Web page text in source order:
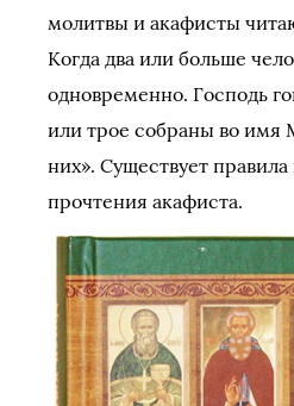
молитвы и акафисты
Когда два или больше
одновременно. Господь
или трое собраны во имя
них». Существует
прочтения акафиста.